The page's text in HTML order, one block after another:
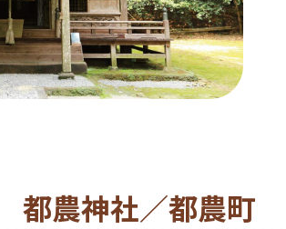
農神社／都農町